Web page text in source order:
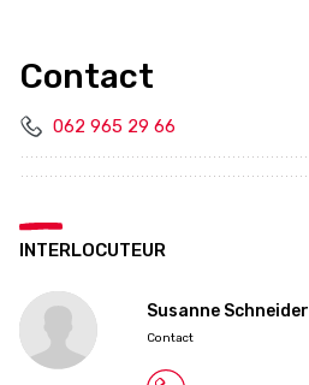
Contact
062 965 29 66
INTERLOCUTEUR
Susanne Schneider
Contact